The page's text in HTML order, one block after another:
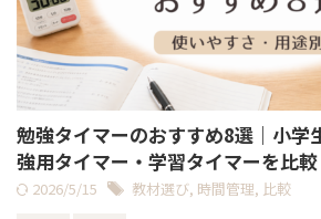
勉強タイマーのおすすめ8選｜小学
強用タイマー・学習タイマーを比較
2026/5/15 教材選び, 時間管理, 比較